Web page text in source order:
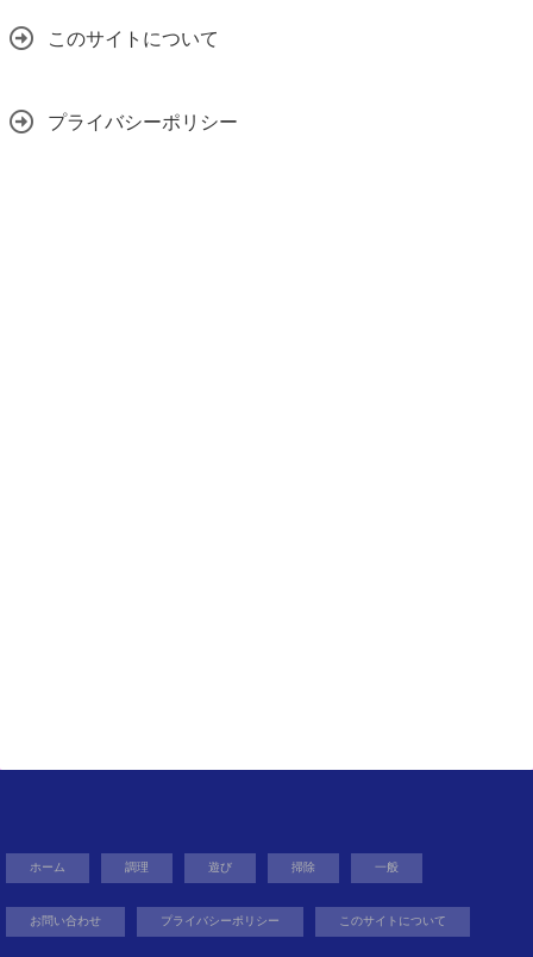
このサイトについて
プライバシーポリシー
ホーム 調理 遊び 掃除 一般
お問い合わせ プライバシーポリシー このサイトについて